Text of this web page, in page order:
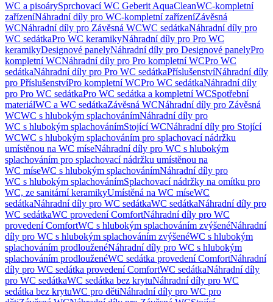
WC a pisoárySprchovací WC Geberit AquaCleanWC-kompletní
zařízeníNáhradní díly pro WC-kompletní zařízeníZávěsná
WCNáhradní díly pro Závěsná WCWC sedátkaNáhradní díly pro
WC sedátkaPro WC keramikyNáhradní díly pro Pro WC
keramikyDesignové panelyNáhradní díly pro Designové panelyPro
kompletní WCNáhradní díly pro Pro kompletní WCPro WC
sedátkaNáhradní díly pro Pro WC sedátkaPříslušenstvíNáhradní díly
pro PříslušenstvíPro kompletní WCPro WC sedátkaNáhradní díly
pro Pro WC sedátkaPro WC sedátka a kompletní WCSpotřební
materiálWC a WC sedátkaZávěsná WCNáhradní díly pro Závěsná
WCWC s hlubokým splachovánímNáhradní díly pro
WC s hlubokým splachovánímStojící WCNáhradní díly pro Stojící
WCWC s hlubokým splachováním pro splachovací nádržku
umístěnou na WC míseNáhradní díly pro WC s hlubokým
splachováním pro splachovací nádržku umístěnou na
WC míseWC s hlubokým splachovánímNáhradní díly pro
WC s hlubokým splachovánímSplachovací nádržky na omítku pro
WC, ze sanitární keramikyUmístěná na WC míseWC
sedátkaNáhradní díly pro WC sedátkaWC sedátkaNáhradní díly pro
WC sedátkaWC provedení ComfortNáhradní díly pro WC
provedení ComfortWC s hlubokým splachováním zvýšenéNáhradní
díly pro WC s hlubokým splachováním zvýšenéWC s hlubokým
splachováním prodlouženéNáhradní díly pro WC s hlubokým
splachováním prodlouženéWC sedátka provedení ComfortNáhradní
díly pro WC sedátka provedení ComfortWC sedátkaNáhradní díly
pro WC sedátkaWC sedátka bez krytuNáhradní díly pro WC
sedátka bez krytuWC pro dětiNáhradní díly pro WC pro